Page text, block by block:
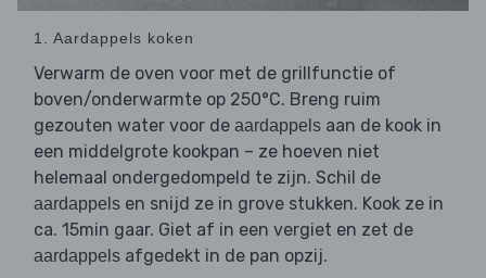
1. Aardappels koken
Verwarm de oven voor met de grillfunctie of
boven/onderwarmte op 250°C. Breng ruim
gezouten water voor de aardappels aan de kook in
een middelgrote kookpan – ze hoeven niet
helemaal ondergedompeld te zijn. Schil de
aardappels en snijd ze in grove stukken. Kook ze in
ca. 15min gaar. Giet af in een vergiet en zet de
aardappels afgedekt in de pan opzij.